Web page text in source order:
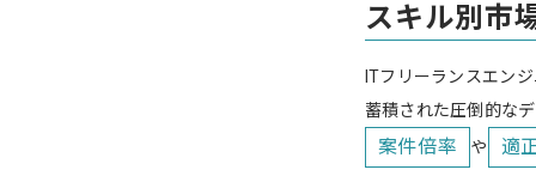
スキル別市
ITフリーランスエン
蓄積された圧倒的な
案件倍率 や 適